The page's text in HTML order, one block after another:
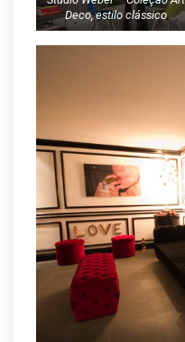
Deco, estilo clássico